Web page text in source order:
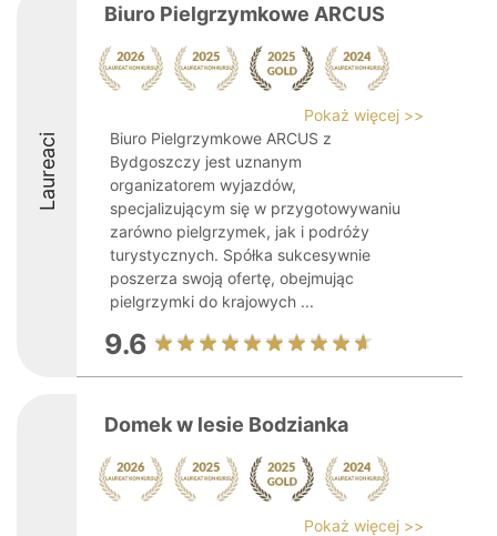
Laureaci
Biuro Pielgrzymkowe ARCUS
Pokaż więcej >>
Biuro Pielgrzymkowe ARCUS z
Bydgoszczy jest uznanym
organizatorem wyjazdów,
specjalizującym się w przygotowywaniu
zarówno pielgrzymek, jak i podróży
turystycznych. Spółka sukcesywnie
poszerza swoją ofertę, obejmując
pielgrzymki do krajowych ...
9.6
Domek w lesie Bodzianka
Pokaż więcej >>